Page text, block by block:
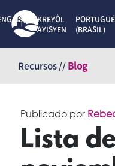
contenido
KREYÒL
AYISYEN
(BRASIL)
Recursos //Blog
Publicado por
Lista